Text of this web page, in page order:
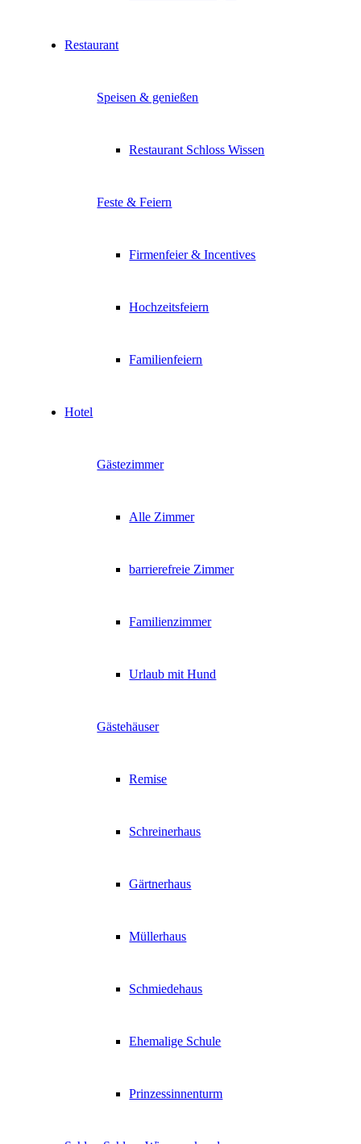
Restaurant
Speisen & genießen
Restaurant Schloss Wissen
Feste & Feiern
Firmenfeier & Incentives
Hochzeitsfeiern
Familienfeiern
Hotel
Gästezimmer
Alle Zimmer
barrierefreie Zimmer
Familienzimmer
Urlaub mit Hund
Gästehäuser
Remise
Schreinerhaus
Gärtnerhaus
Müllerhaus
Schmiedehaus
Ehemalige Schule
Prinzessinnenturm